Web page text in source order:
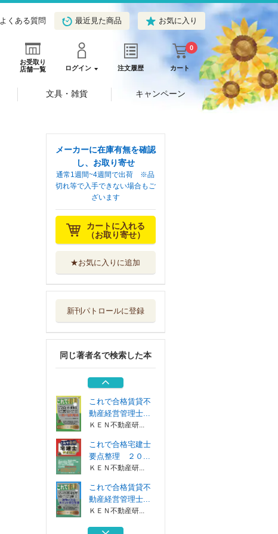
よくある質問 最近見た商品 お気に入り
お受取り
店舗一覧
ログイン 注文履歴 カート
0
文具・雑貨 キャンペーン
メーカーに在庫有無を確認
し、お取り寄せ
通常1週間~4週間で出荷 ※品
切れ等で入手できない場合もご
ざいます
カートに入れる
（お取り寄せ）
★お気に入りに追加
新刊パトロールに登録
同じ著者名で検索した本
これで合格賃貸不
動産経営管理士...
これで合格宅建士
ＫＥＮ不動産研...
であい 朝日文庫
時代小説アンソ...
朝日新聞出版
これで合格賃貸不
動産経営管理士...
ＫＥＮ不動産研...
これで合格宅建士
要点整理 ２０...
ＫＥＮ不動産研...
これで合格賃貸不
動産経営管理士...
ＫＥＮ不動産研...
これで合格宅建士